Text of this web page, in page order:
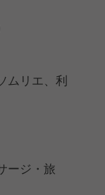
ムリエ、利
ージ・旅